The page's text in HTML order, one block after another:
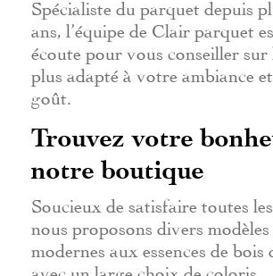
Spécialiste du parquet depuis
ans, l’équipe de Clair parquet
écoute pour vous conseiller sur
plus adapté à votre ambiance
goût.
Trouvez votre
notre boutique
Soucieux de satisfaire toutes les
nous proposons divers modèles
modernes aux essences de bois
avec un large choix de coloris.